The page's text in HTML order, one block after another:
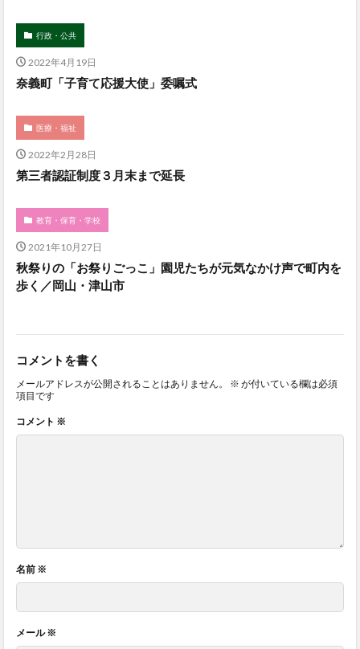
行政・公共
2022年4月19日
奈義町「子育て応援大使」委嘱式
医療・福祉
2022年2月28日
第三者認証制度３月末まで延長
教育・保育・学校
2021年10月27日
秋祭りの「お祭りごっこ」園児たちが元気なかけ声で町内を
歩く／岡山・津山市
コメントを書く
メールアドレスが公開されることはありません。 ※ が付いている欄は必須
項目です
コメント ※
名前 ※
メール※